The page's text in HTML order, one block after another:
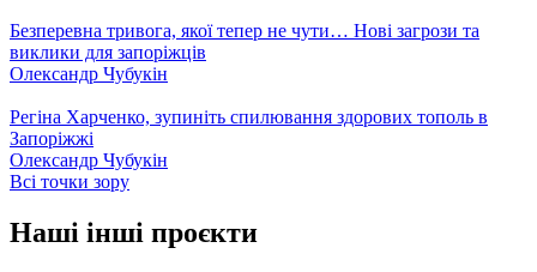
Безперевна тривога, якої тепер не чути… Нові загрози та
виклики для запоріжців
Олександр Чубукін
Регіна Харченко, зупиніть спилювання здорових тополь в
Запоріжжі
Олександр Чубукін
Всі точки зору
Наші інші проєкти